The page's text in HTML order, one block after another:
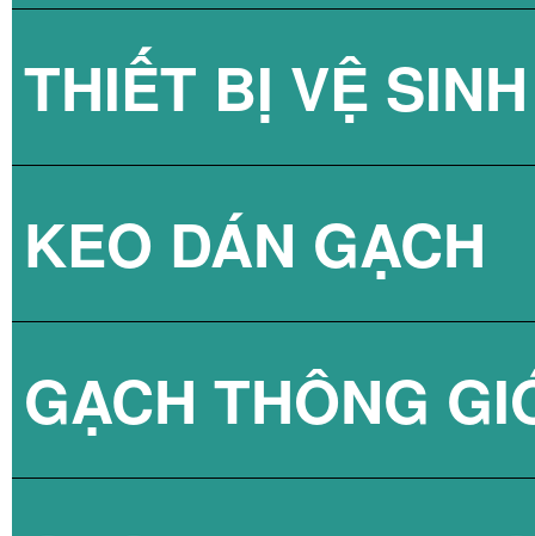
GẠCH KÍNH
GẠCH KÍNH
THIẾT BỊ VỆ SINH
SEN TẮM
VÒI CHẬU
KEO DÁN GẠCH
KEO DÁN
GẠCH THÔNG